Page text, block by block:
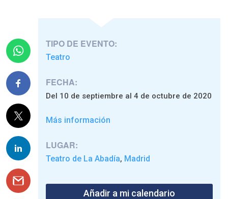
TIPO DE EVENTO:
Teatro
FECHA:
Del 10 de septiembre al 4 de octubre de 2020
Más información
LUGAR:
Teatro de La Abadía, Madrid
Añadir a mi calendario